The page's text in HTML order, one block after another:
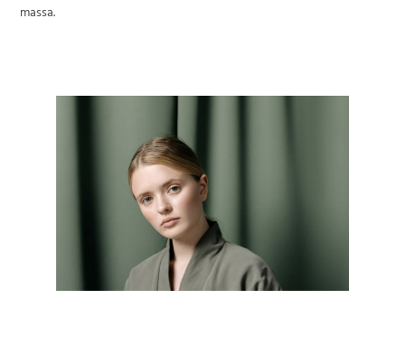
massa.